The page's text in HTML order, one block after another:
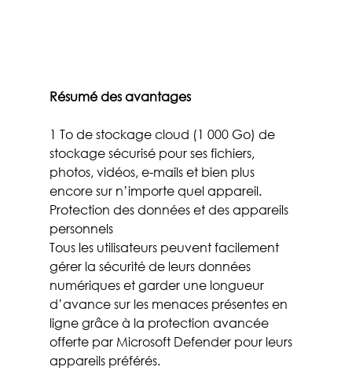
Résumé des avantages
1 To de stockage cloud (1 000 Go) de
stockage sécurisé pour ses fichiers,
photos, vidéos, e-mails et bien plus
encore sur n’importe quel appareil.
Protection des données et des appareils
personnels
Tous les utilisateurs peuvent facilement
gérer la sécurité de leurs données
numériques et garder une longueur
d’avance sur les menaces présentes en
ligne grâce à la protection avancée
offerte par Microsoft Defender pour leurs
appareils préférés.